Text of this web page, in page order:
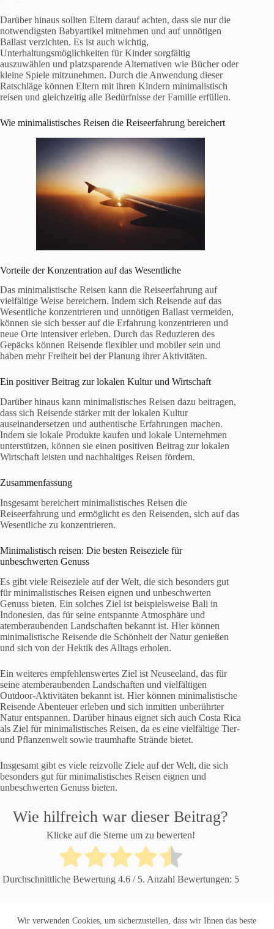
Wir verwenden Cookies, um sicherzustellen, dass wir Ihnen das beste
Darüber hinaus sollten Eltern darauf achten, dass sie nur die
notwendigsten Babyartikel mitnehmen und auf unnötigen
Ballast verzichten. Es ist auch wichtig,
Unterhaltungsmöglichkeiten für Kinder sorgfältig
auszuwählen und platzsparende Alternativen wie Bücher oder
kleine Spiele mitzunehmen. Durch die Anwendung dieser
Ratschläge können Eltern mit ihren Kindern minimalistisch
reisen und gleichzeitig alle Bedürfnisse der Familie erfüllen.
Wie minimalistisches Reisen die Reiseerfahrung bereichert
Vorteile der Konzentration auf das Wesentliche
Das minimalistische Reisen kann die Reiseerfahrung auf
vielfältige Weise bereichern. Indem sich Reisende auf das
Wesentliche konzentrieren und unnötigen Ballast vermeiden,
können sie sich besser auf die Erfahrung konzentrieren und
neue Orte intensiver erleben. Durch das Reduzieren des
Gepäcks können Reisende flexibler und mobiler sein und
haben mehr Freiheit bei der Planung ihrer Aktivitäten.
Ein positiver Beitrag zur lokalen Kultur und Wirtschaft
Darüber hinaus kann minimalistisches Reisen dazu beitragen,
dass sich Reisende stärker mit der lokalen Kultur
auseinandersetzen und authentische Erfahrungen machen.
Indem sie lokale Produkte kaufen und lokale Unternehmen
unterstützen, können sie einen positiven Beitrag zur lokalen
Wirtschaft leisten und nachhaltiges Reisen fördern.
Zusammenfassung
Insgesamt bereichert minimalistisches Reisen die
Reiseerfahrung und ermöglicht es den Reisenden, sich auf das
Wesentliche zu konzentrieren.
Minimalistisch reisen: Die besten Reiseziele für
unbeschwerten Genuss
Es gibt viele Reiseziele auf der Welt, die sich besonders gut
für minimalistisches Reisen eignen und unbeschwerten
Genuss bieten. Ein solches Ziel ist beispielsweise Bali in
Indonesien, das für seine entspannte Atmosphäre und
atemberaubenden Landschaften bekannt ist. Hier können
minimalistische Reisende die Schönheit der Natur genießen
und sich von der Hektik des Alltags erholen.
Ein weiteres empfehlenswertes Ziel ist Neuseeland, das für
seine atemberaubenden Landschaften und vielfältigen
Outdoor-Aktivitäten bekannt ist. Hier können minimalistische
Reisende Abenteuer erleben und sich inmitten unberührter
Natur entspannen. Darüber hinaus eignet sich auch Costa Rica
als Ziel für minimalistisches Reisen, da es eine vielfältige Tier-
und Pflanzenwelt sowie traumhafte Strände bietet.
Insgesamt gibt es viele reizvolle Ziele auf der Welt, die sich
besonders gut für minimalistisches Reisen eignen und
unbeschwerten Genuss bieten.
Wie hilfreich war dieser Beitrag?
Klicke auf die Sterne um zu bewerten!
Durchschnittliche Bewertung 4.6/ 5. Anzahl Bewertungen: 5